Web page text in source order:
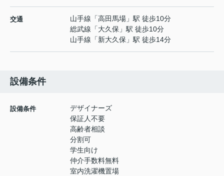
交通 山手線 「高田馬場 」駅 徒歩10分
総武線 「大久保 」駅 徒歩10分
山手線 「新大久保 」駅 徒歩14分
設備条件
設備条件
デザイナーズ
保証人不要
高齢者相談
分割可
学生向け
仲介手数料無料
室内洗濯機置場